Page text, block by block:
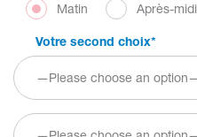
Matin Après-midi
Votre second choix*